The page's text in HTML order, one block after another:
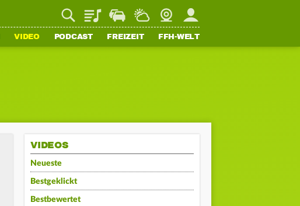
PlaylistStaupilotWetterWebcamMein FFH
VIDEO PODCAST FREIZEIT FFH-WELT
VIDEOS
Neueste
Bestgeklickt
Bestbewertet